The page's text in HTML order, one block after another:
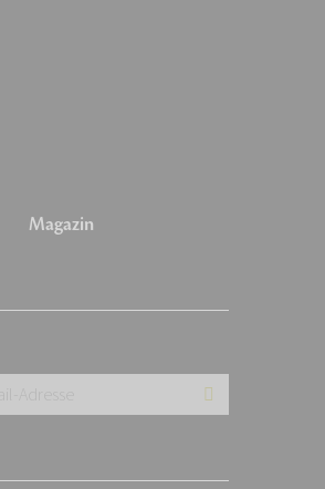
Magazin